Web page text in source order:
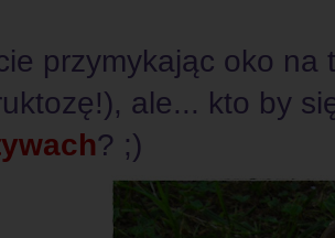
przymykając oko
ale... kto by
? ;)